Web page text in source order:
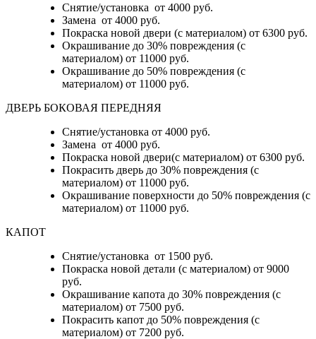
Снятие/установка от 4000 руб.
Замена от 4000 руб.
Покраска новой двери (с материалом) от 6300 руб.
Окрашивание до 30% повреждения (с
материалом) от 11000 руб.
Окрашивание до 50% повреждения (с
материалом) от 11000 руб.
ДВЕРЬ БОКОВАЯ ПЕРЕДНЯЯ
Снятие/установка от 4000 руб.
Замена от 4000 руб.
Покраска новой двери(с материалом) от 6300 руб.
Покрасить дверь до 30% повреждения (с
материалом) от 11000 руб.
Окрашивание поверхности до 50% повреждения (с
материалом) от 11000 руб.
КАПОТ
Снятие/установка от 1500 руб.
Покраска новой детали (с материалом) от 9000
руб.
Окрашивание капота до 30% повреждения (с
материалом) от 7500 руб.
Покрасить капот до 50% повреждения (с
материалом) от 7200 руб.